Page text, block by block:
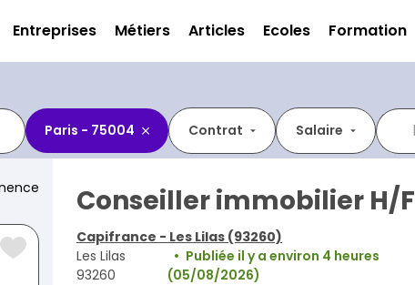
Entreprises Métiers Articles Ecoles Formation
Paris - 75004 Contrat Salaire
Conseiller immobilier H/F
Capifrance - Les Lilas (93260)
Les Lilas
93260
Publiée il y a environ 4 heures
(05/08/2026)